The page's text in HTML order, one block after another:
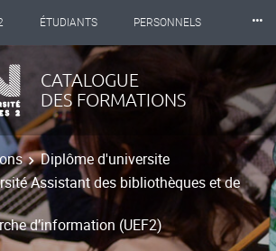
ÉTUDIANTS PERSONNELS
PROFESSIONNELS
2
⸱⸱⸱
CATALOGUE
DES FORMATIONS
Diplôme d'universite
Assistant des bibliothèques et de
d’information (UEF2)